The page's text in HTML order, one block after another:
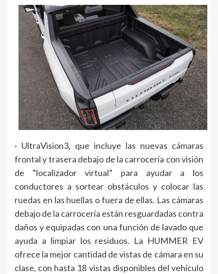
· UltraVision3, que incluye las nuevas cámaras
frontal y trasera debajo de la carrocería con visión
de “localizador virtual” para ayudar a los
conductores a sortear obstáculos y colocar las
ruedas en las huellas o fuera de ellas. Las cámaras
debajo de la carrocería están resguardadas contra
daños y equipadas con una función de lavado que
ayuda a limpiar los residuos. La HUMMER EV
ofrece la mejor cantidad de vistas de cámara en su
clase, con hasta 18 vistas disponibles del vehículo